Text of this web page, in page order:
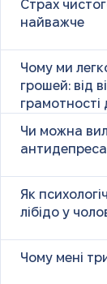
Страх
найважче
Чому ми
грошей: від
грамотності
Чи можна
Як
лібідо у
Чому мені